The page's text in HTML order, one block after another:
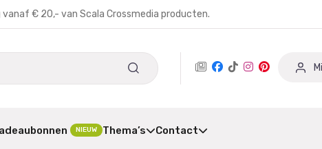
€ 20,- van Scala Crossmedia producten.
NIEUW Thema’s Contact